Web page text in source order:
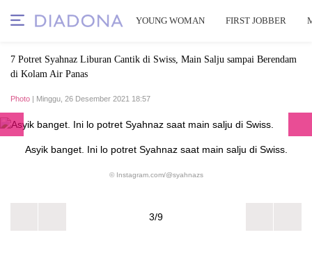
YOUNG WOMAN FIRST JOBBER
7 Potret Syahnaz Liburan Cantik di Swiss, Main Salju sampai Berendam
di Kolam Air Panas
Photo | Minggu, 26 Desember 2021 18:57
Asyik banget. Ini lo potret Syahnaz saat main salju di Swiss.
© Instagram.com/@syahnazs
3/9